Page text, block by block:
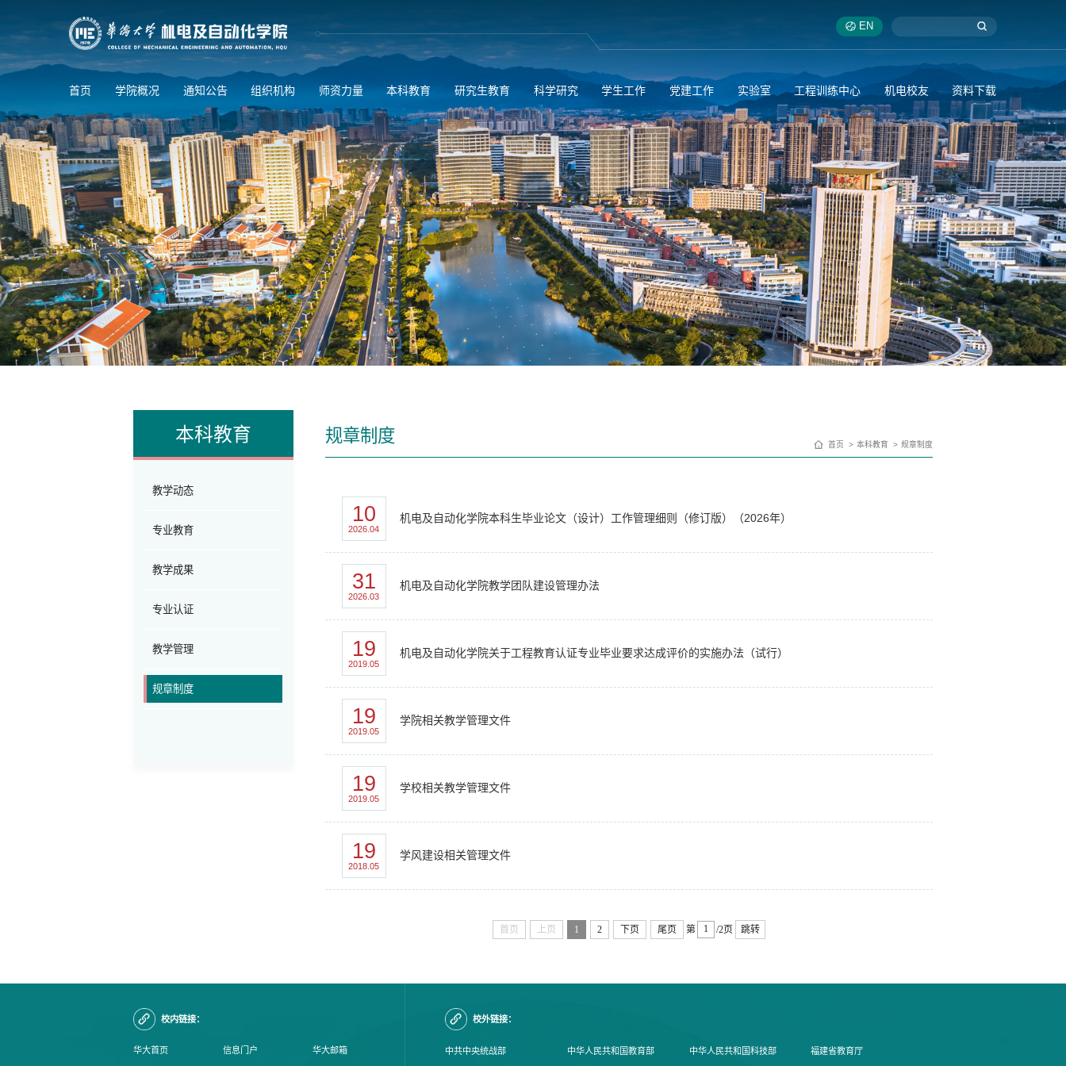
EN
首页 学院概况 通知公告 组织机构 师资力量 本科教育 研究生教育 科学研究 学生工作 党建工作 实验室 工程训练中心 机电校友 资料下载
本科教育
教学动态
专业教育
教学成果
专业认证
教学管理
规章制度
规章制度 首页 本科教育 规章制度
10
2026.04
机电及自动化学院本科生毕业论文（设计）工作管理细则（修订版）（2026年）
31
2026.03
机电及自动化学院教学团队建设管理办法
19
2019.05
机电及自动化学院关于工程教育认证专业毕业要求达成评价的实施办法（试行）
19
2019.05
学院相关教学管理文件
19
2019.05
学校相关教学管理文件
19
2018.05
学风建设相关管理文件
首页 上页 1 2 下页 尾页 第 /2页 跳转
校内链接：
华大首页 信息门户 华大邮箱
校外链接：
中共中央统战部 中华人民共和国教育部 中华人民共和国科技部 福建省教育厅